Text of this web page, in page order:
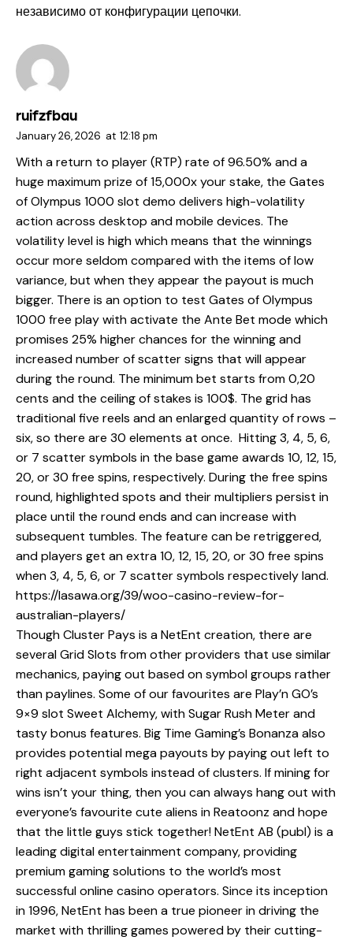
независимо от конфигурации цепочки.
ruifzfbau
January 26, 2026 at 12:18 pm
With a return to player (RTP) rate of 96.50% and a
huge maximum prize of 15,000x your stake, the Gates
of Olympus 1000 slot demo delivers high-volatility
action across desktop and mobile devices. The
volatility level is high which means that the winnings
occur more seldom compared with the items of low
variance, but when they appear the payout is much
bigger. There is an option to test Gates of Olympus
1000 free play with activate the Ante Bet mode which
promises 25% higher chances for the winning and
increased number of scatter signs that will appear
during the round. The minimum bet starts from 0,20
cents and the ceiling of stakes is 100$. The grid has
traditional five reels and an enlarged quantity of rows –
six, so there are 30 elements at once. Hitting 3, 4, 5, 6,
or 7 scatter symbols in the base game awards 10, 12, 15,
20, or 30 free spins, respectively. During the free spins
round, highlighted spots and their multipliers persist in
place until the round ends and can increase with
subsequent tumbles. The feature can be retriggered,
and players get an extra 10, 12, 15, 20, or 30 free spins
when 3, 4, 5, 6, or 7 scatter symbols respectively land.
https://lasawa.org/39/woo-casino-review-for-
australian-players/
Though Cluster Pays is a NetEnt creation, there are
several Grid Slots from other providers that use similar
mechanics, paying out based on symbol groups rather
than paylines. Some of our favourites are Play’n GO’s
9×9 slot Sweet Alchemy, with Sugar Rush Meter and
tasty bonus features. Big Time Gaming’s Bonanza also
provides potential mega payouts by paying out left to
right adjacent symbols instead of clusters. If mining for
wins isn’t your thing, then you can always hang out with
everyone’s favourite cute aliens in Reatoonz and hope
that the little guys stick together! NetEnt AB (publ) is a
leading digital entertainment company, providing
premium gaming solutions to the world’s most
successful online casino operators. Since its inception
in 1996, NetEnt has been a true pioneer in driving the
market with thrilling games powered by their cutting-